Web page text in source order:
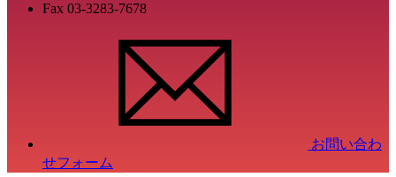
Fax 03-3283-7678
お問い合わ
せフォーム